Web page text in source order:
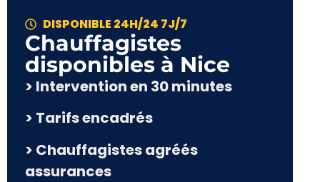
DISPONIBLE 24H/24 7J/7
Chauffagistes
disponibles à Nice
> Intervention en 30 minutes
> Tarifs encadrés
> Chauffagistes agréés
assurances